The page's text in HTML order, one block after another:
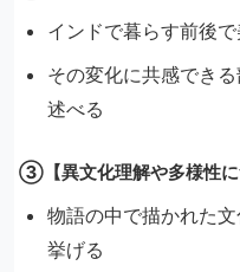
インドで暮らす前後
その変化に共感でき
述べる
③【異文化理解や多様性に
物語の中で描かれた
挙げる